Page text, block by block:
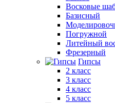
Восковые
Базисный
Погружной
Литейный
Фрезерный
Гипсы
2 класс
3 класс
4 класс
5 класс